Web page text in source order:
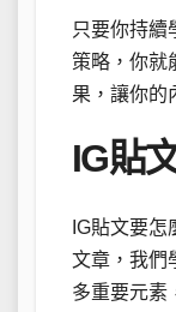
只要你持續
策略，你就
果，讓你的
IG貼
IG貼文要
文章，我們
多重要元素